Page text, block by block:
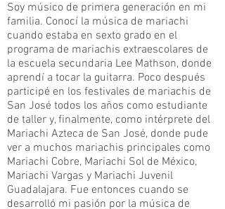
Soy músico de primera generación en mi
familia. Conocí la música de mariachi
cuando estaba en sexto grado en el
programa de mariachis extraescolares de
la escuela secundaria Lee Mathson, donde
aprendí a tocar la guitarra. Poco después
participé en los festivales de mariachis de
San José todos los años como estudiante
de taller y, finalmente, como intérprete del
Mariachi Azteca de San José, donde pude
ver a muchos mariachis principales como
Mariachi Cobre, Mariachi Sol de México,
Mariachi Vargas y Mariachi Juvenil
Guadalajara. Fue entonces cuando se
desarrolló mi pasión por la música de